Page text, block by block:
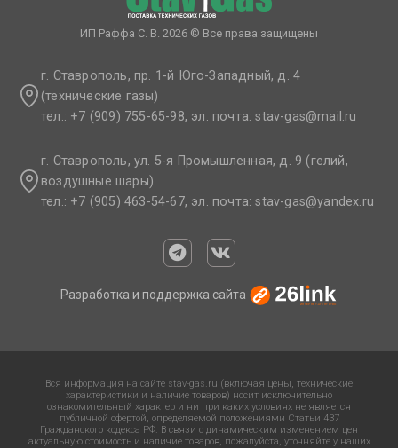
ИП Раффа С. В. 2026 © Все права защищены
г. Ставрополь, пр. 1-й Юго-Западный, д. 4
(технические газы)
тел.: +7 (909) 755-65-98, эл. почта: stav-gas@mail.ru​
г. Ставрополь, ул. 5-я Промышленная, д. 9 (гелий,
воздушные шары)
тел.: +7 (905) 463-54-67, эл. почта: stav-gas@yandex.ru​
Разработка и поддержка сайта
Вся информация на сайте stav-gas.ru (включая цены, технические
характеристики и наличие товаров) носит исключительно
ознакомительный характер и ни при каких условиях не является
публичной офертой, определяемой положениями Статьи 437
Гражданского кодекса РФ. В связи с динамическим изменением цен
актуальную стоимость и наличие товаров, пожалуйста, уточняйте у наших